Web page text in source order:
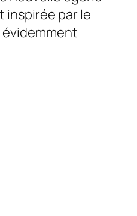
inspirée par le